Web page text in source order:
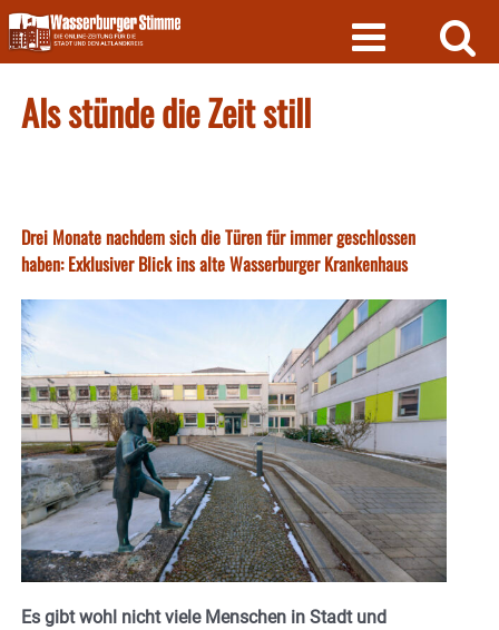
Skip
to
content
Als stünde die Zeit still
Drei Monate nachdem sich die Türen für immer geschlossen
haben: Exklusiver Blick ins alte Wasserburger Krankenhaus
Es gibt wohl nicht viele Menschen in Stadt und